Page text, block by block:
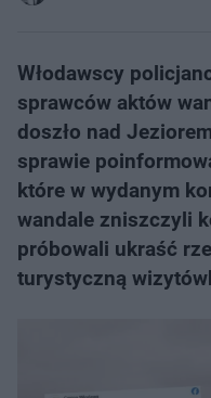
Włodawscy
sprawców aktów
doszło nad
sprawie
które w wydanym
wandale zniszczyli
próbowali ukraść
turystyczną